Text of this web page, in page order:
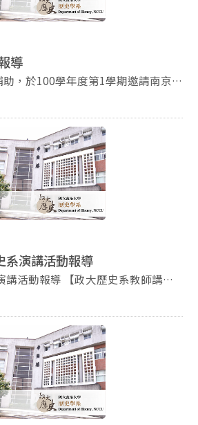
年度第1學期邀請南京大學歷史學
活史」，在研究部開設為「中國區
呂鴻祺 絲路風
轉入秋天的季節，儘管在台灣沒什麼
，但在一水之隔的對岸，各地氣溫
北方向走，早晚氣溫變化就愈大。儘
陸旅遊的經驗，這次的行程卻是遠赴
甘肅、青海和新疆，體驗不同於大家
、上海等沿海城市。這一沿路都充滿
、異域風情的「絲路之旅」，將是我
題報導－李侑儒
參加京都大學人文科學研究所主辦
國科會及各位師長的協助，讓我這
並順利完成首次以外文發表的報
機緣拜見席間諸位久負盛名的大
之犢，不知天高地厚。在此除了感
後，我除留在京都大學進行短期研
訪關西地區各大小博物館及紀念館。
參訪記行，謹向各位師長及系友分享
) 專題報導－謝宛洳 很
到2011年的4月能夠由系上選派到東
究科學習。我在東大選修了兩門課，
老莊思想研究；另一門是菊池秀明老
聖經的道理，十分通俗易懂，一般非
為一本書：《再站起來》，二○一
次人生的大災
示：一是人定不能勝天。年輕時，
力，所有的成功都是自己努力的成
思想改變了，成功固然要經過自己的
求上帝幫助。中國人常說：「謀事在
事在人就是自己要努力，成事在天就
己獲得成功。所以成功的最後一向是
勝天？另一個啟示是，凡事感恩。一
細節，如呼吸、看報、喝茶、散步、
理所當然應得應有的。有人氣喘而
走路疼痛，有人是啞巴而無法聊
而靈活地生活著，就必須感恩。多
恨、仇視、妒忌之心，生活會更舒
」專
考會薦選參展出版品，歷史系副教授
》、金仕起《中國古代的醫學、醫
為中心的一個分析》都獲選參展。
》從「病夫」、「黃禍」和「睡
方視野下的中國形象，研究這些形
族建構的影響。同時藉由釐清分梳百
語際互動過程的複雜關係，理解分析
對強勢西方文化價值的糾纏心情。
社會科學研究中心補助出版的
醫史與政治》，則從中國古代醫學論
事語等資料的形成脈絡出發，分析其
、論斷、寓意，及論述動向，探討晚
能動力。 這兩本著作都
版社表示，推廣政大人文社會科學
科對話，2007年八月成立以來，
和社會影響力為目標，陸續出版了
更將前進國際書展，對於出版社是很
導
，於100學年度第1學期邀請南京
授至系擔任客座講學；馬俊亞教授
態史」。 馬俊亞教授目前任教於南
士生導師。主要研究領域為中國近代
會生態史，目前已出版論文六十餘
研究》、（北京）《清華大學學報》
Modern China, Modern Asian
他的代表作《被犧牲的「局部」：
遷研究》一書甫於2010年由臺大出
鹽務等政策對淮北地區的地理、河
及經濟和社會結構等所產生的塑造
北地區之所以由唐宋時期的魚米之
瘠壤，主要是封建中央政府以顧全
的討論及好評，被認為充分結合歷史
輯清晰論證有力的作品。馬教授在
育部新世紀優秀人才，該校歴史系
獲此一榮譽，可見馬教授為大陸學界
系演講活動報導
講活動報導 【政大歷史系教師講論
先生 (政治大學歷史系副教授) ※
治大學歷史系教授兼系主任) ※時
，(星期一)，上午 10:10-12:00 ※
議室(季陶樓340423) 【「台灣世
回】 ※主講人： 陳樂元 老師 (中興
) ※ 講 題： 單身----十九世紀法國社
李尚仁 老師 (中央研究院史語所副